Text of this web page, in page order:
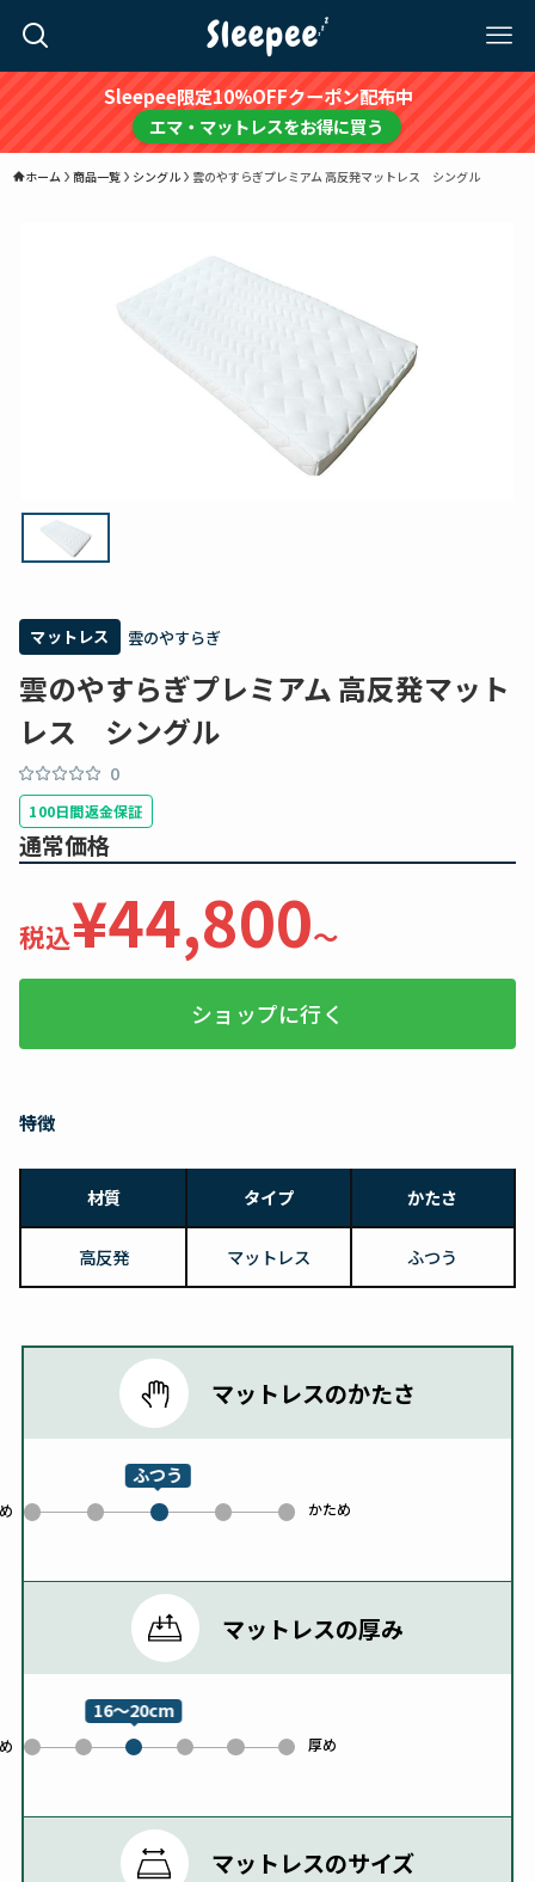
Sleepee限定10%OFFクーポン配布中
エマ・マットレスをお得に買う
ホーム 商品一覧 シングル 雲のやすらぎプレミアム 高反発マットレス シングル
マットレス 雲のやすらぎ
雲のやすらぎプレミアム 高反発マット
レス シングル
0
100日間返金保証
通常価格
税込¥44,800〜
ショップに行く
特徴
材質 タイプ かたさ
高反発 マットレス ふつう
マットレスのかたさ
0
1
2
ふつう
3 かため
4
マットレスの厚み
0
1
2
16～20cm
3 4 厚め
5
マットレスのサイズ